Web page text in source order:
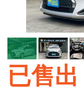
已售出